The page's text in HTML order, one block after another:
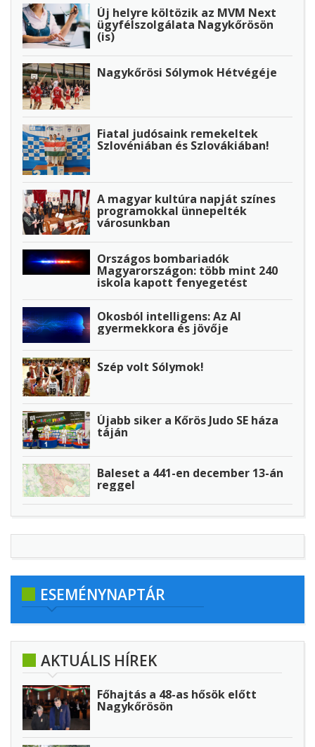
Új helyre költözik az MVM Next
ügyfélszolgálata Nagykőrösön
(is)
Nagykőrösi Sólymok Hétvégéje
Fiatal judósaink remekeltek
Szlovéniában és Szlovákiában!
A magyar kultúra napját színes
programokkal ünnepelték
városunkban
Országos bombariadók
Magyarországon: több mint 240
iskola kapott fenyegetést
Okosból intelligens: Az AI
gyermekkora és jövője
Szép volt Sólymok!
Újabb siker a Kőrös Judo SE háza
táján
Baleset a 441-en december 13-án
reggel
ESEMÉNYNAPTÁR
AKTUÁLIS HÍREK
Főhajtás a 48-as hősök előtt
Nagykőrösön